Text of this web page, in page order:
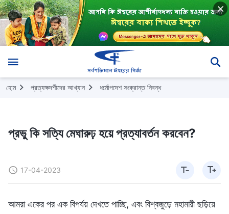
হোম প্রত্যক্ষদর্শীদের আখ্যান ধর্মোপদেশ সংক্রান্ত নিবন্ধ
প্রভু কি সত্যি মেঘারুঢ় হয়ে প্রত্যাবর্তন করবেন?
17-04-2023
আমরা একের পর এক বিপর্যয় দেখতে পাচ্ছি, এবং বিশ্বজুড়ে মহামারী ছড়িয়ে